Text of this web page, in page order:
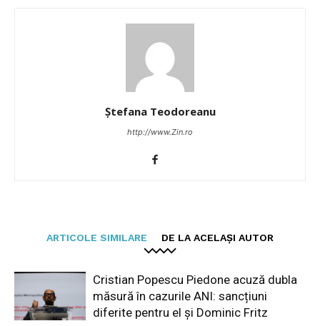
Ștefana Teodoreanu
http://www.Zin.ro
ARTICOLE SIMILARE DE LA ACELAȘI AUTOR
Cristian Popescu Piedone acuză dubla
măsură în cazurile ANI: sancțiuni
diferite pentru el și Dominic Fritz